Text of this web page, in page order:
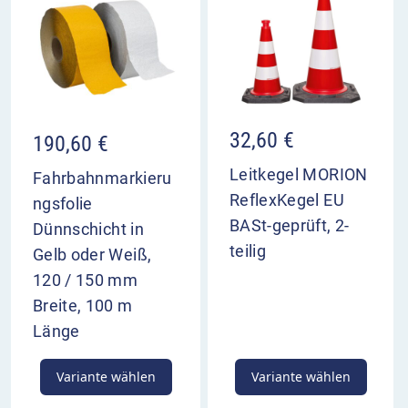
190,60 €
Fahrbahnmarkieru
ngsfolie
Dünnschicht in
Gelb oder Weiß,
120 / 150 mm
Breite, 100 m
Länge
Variante wählen
32,60 €
Leitkegel MORION
ReflexKegel EU
BASt-geprüft, 2-
teilig
Variante wählen